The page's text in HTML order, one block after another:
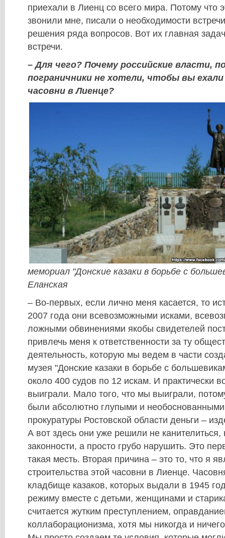
приехали в Лиенц со всего мира. Потому что
звонили мне, писали о необходимости
решения ряда вопросов. Вот их главная
встречи.
– Для чего? Почему российские власти,
пограничники не хотели, чтобы вы
часовни в Лиенце?
мемориал "Донские казаки в борьбе с
Еланская
– Во-первых, если лично меня касается, то
2007 года они всевозможными исками,
ложными обвинениями якобы свидетелей
привлечь меня к ответственности за ту
деятельность, которую мы ведем в части
музея "Донские казаки в борьбе с
около 400 судов по 12 искам. И практически
выиграли. Мало того, что мы выиграли,
были абсолютно глупыми и
прокуратуры Ростовской области деньги –
А вот здесь они уже решили не канителиться,
законности, а просто грубо нарушить. Это
такая месть. Вторая причина – это то, что я
строительства этой часовни в Лиенце.
кладбище казаков, которых выдали в 1945
режиму вместе с детьми, женщинами и
считается жутким преступлением,
коллаборационизма, хотя мы никогда и